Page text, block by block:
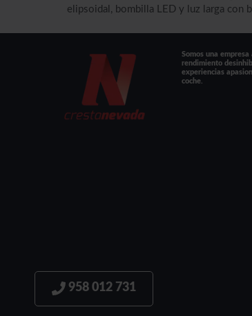
elipsoidal, bombilla LED y luz larga con
Somos una
rendimiento
experiencias
coche.
958 012 731